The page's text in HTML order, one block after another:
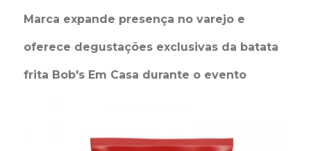
Marca expande presença no varejo e
oferece degustações exclusivas da batata
frita Bob's Em Casa durante o evento